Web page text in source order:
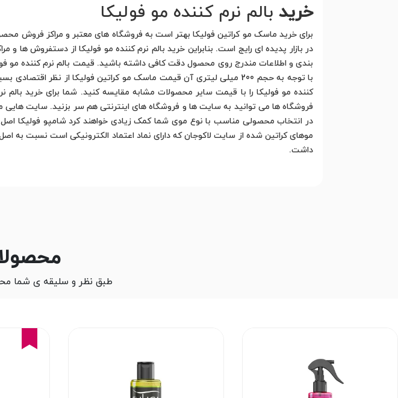
خرید بالم نرم کننده مو فولیکا
برای خرید ماسک مو کراتین فولیکا بهتر است به فروشگاه های معتبر و مراکز فروش
در بازار پدیده ای رایج است. بنابراین خرید بالم نرم کننده مو فولیکا از دستفروش ها
بندی و اطلاعات مندرج روی محصول دقت کافی داشته باشید. قیمت بالم نرم کننده
با توجه به حجم 200 میلی لیتری آن قیمت ماسک مو کراتین فولیکا از
کننده مو فولیکا را با قیمت سایر محصولات مشابه مقایسه کنید. شما برای خرید بالم
فروشگاه ها می توانید به سایت ها و فروشگاه های اینترنتی هم سر بزنید. سایت هایی
در انتخاب محصولی مناسب با نوع موی شما کمک زیادی خواهند کرد شامپو فولیکا اصل و
موهای کراتین شده از سایت لاکوجان که دارای نماد اعتماد الکترونیکی است نسبت
داشت.
طبق نظر و سلیقه ی شما